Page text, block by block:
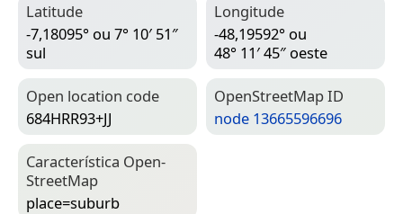
Latitude
-7,18095° ou 7° 10′ 51″
sul
Longitude
-48,19592° ou
48° 11′ 45″ oeste
Open location code
684HRR93+JJ
Open­Street­Map ID
node 13665596696
Característica Open­
Street­Map
place=­suburb